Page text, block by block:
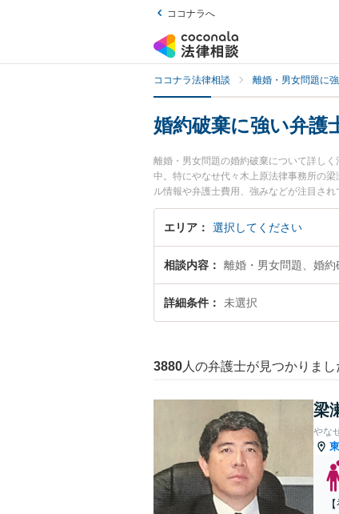
ココナラへ
ココナラ法律相談 離婚・男女問題に
婚約破棄に強い弁護
離婚・男女問題の婚約破棄について詳し
中。特にやなせ代々木上原法律事務所の
ル情報や弁護士費用、強みなどが注目さ
な法律相談をお持ちの方は是非ご利用く
大阪の弁護士を検索したい』『初回相談
エリア 選択してください
相談内容 離婚・男女問題、婚約
詳細条件 未選択
3880 人の弁護士が見つかりまし
梁
やな